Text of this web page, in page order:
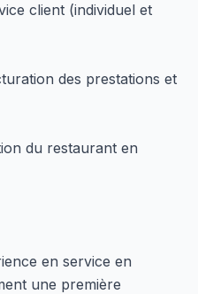
client (individuel et
des prestations et
du restaurant en
en service en
une première